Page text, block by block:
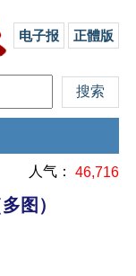
电子报 正體版
人气： 46,716
图）